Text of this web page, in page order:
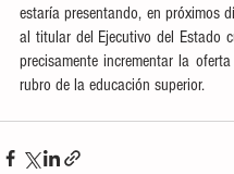
estaría presentando, en próximos
al titular del Ejecutivo del Estado
precisamente incrementar la
rubro de la educación superior.